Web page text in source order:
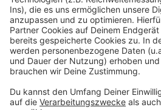
Anzeige
Weihnachtsmärkte unter
dürfen Geschäfte öffnen
Anzeige